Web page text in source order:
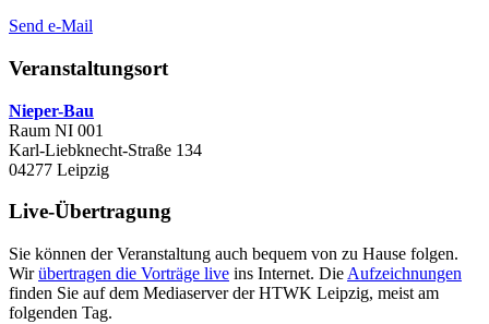
Send e-Mail
Veranstaltungsort
Nieper-Bau
Raum NI 001
Karl-Liebknecht-Straße 134
04277 Leipzig
Live-Übertragung
Sie können der Veranstaltung auch bequem von zu Hause folgen.
Wirübertragen die Vorträge live ins Internet. Die Aufzeichnungen
finden Sie auf dem Mediaserver der HTWK Leipzig, meist am
folgenden Tag.